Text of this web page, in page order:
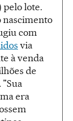
pelo lote.
nascimento
com
via
à venda
de
era